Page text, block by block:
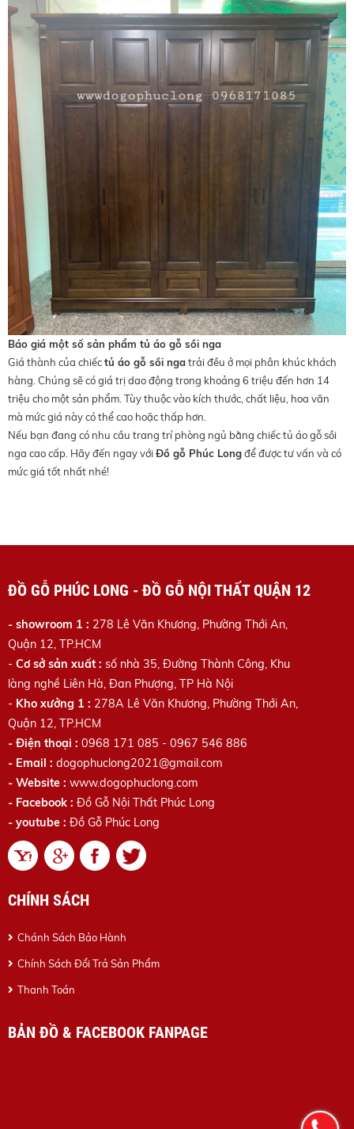
Báo giá một số sản phẩm tủ áo gỗ sồi nga
Giá thành của chiếctủ áo gỗ sồi ngatrải đều ở mọi phân khúc khách
hàng. Chúng sẽ có giá trị dao động trong khoảng 6 triệu đến hơn 14
triệu cho một sản phẩm. Tùy thuộc vào kích thước, chất liệu, hoa văn
mà mức giá này có thể cao hoặc thấp hơn.
Nếu bạn đang có nhu cầu trang trí phòng ngủ bằng chiếc tủ áo gỗ sồi
nga cao cấp. Hãy đến ngay vớiĐồ gỗ Phúc Longđể được tư vấn và có
mức giá tốt nhất nhé!
ĐỒ GỖ PHÚC LONG - ĐỒ GỖ NỘI THẤT QUẬN 12
- showroom 1 : 278 Lê Văn Khương, Phường Thới An,
Quận 12, TP.HCM
- Cơ sở sản xuất : số nhà 35, Đường Thành Công, Khu
làng nghề Liên Hà, Đan Phượng, TP Hà Nội
- Kho xưởng 1 : 278A Lê Văn Khương, Phường Thới An,
Quận 12, TP.HCM
- Điện thoại : 0968 171 085 - 0967 546 886
- Email : dogophuclong2021@gmail.com
- Website : www.dogophuclong.com
- Facebook : Đồ Gỗ Nội Thất Phúc Long
- youtube : Đồ Gỗ Phúc Long
CHÍNH SÁCH
Chánh Sách Bảo Hành
Chính Sách Đổi Trả Sản Phẩm
Thanh Toán
BẢN ĐỒ & FACEBOOK FANPAGE